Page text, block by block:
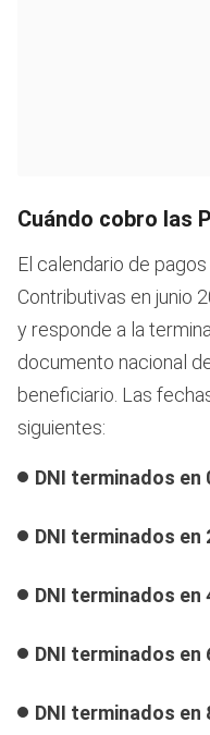
Cuándo cobro las
El calendario de
Contributivas en junio
y responde a la
documento nacional
beneficiario. Las
siguientes:
DNI terminados en
DNI terminados en
DNI terminados en
DNI terminados en
DNI terminados en